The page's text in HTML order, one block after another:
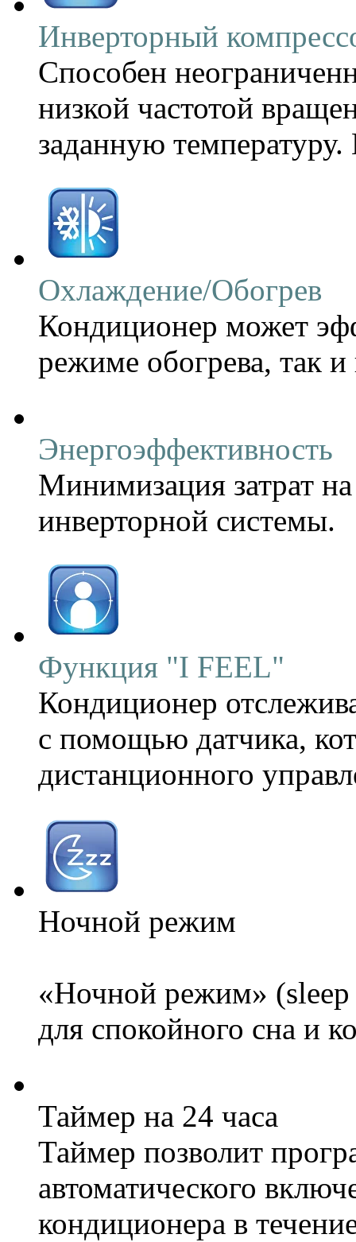
Инверторный
Способен
низкой частотой
заданную
Охлаждение/Обогрев
Кондиционер может
режиме обогрева, так
Энергоэффективность
Минимизация затрат
инверторной системы.
Функция "I FEEL"
Кондиционер
с помощью датчика,
дистанционного
Ночной режим
«Ночной режим» (sleep
для спокойного сна и
Таймер на 24 часа
Таймер позволит
автоматического
кондиционера в